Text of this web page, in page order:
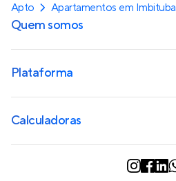
Apto Apartamentos em Imbituba
Quem somos
Plataforma
Calculadoras